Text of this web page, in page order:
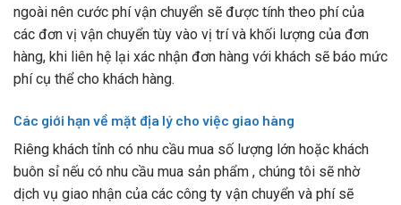
ngoài nên cước phí vận chuyển sẽ được tính theo phí của
các đơn vị vận chuyển tùy vào vị trí và khối lượng của đơn
hàng, khi liên hệ lại xác nhận đơn hàng với khách sẽ báo mức
phí cụ thể cho khách hàng.
Các giới hạn về mặt địa lý cho việc giao hàng
Riêng khách tỉnh có nhu cầu mua số lượng lớn hoặc khách
buôn sỉ nếu có nhu cầu mua sản phẩm , chúng tôi sẽ nhờ
dịch vụ giao nhận của các công ty vận chuyển và phí sẽ